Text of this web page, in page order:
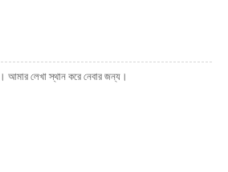
আমার লেখা স্থান করে নেবার জন্য।